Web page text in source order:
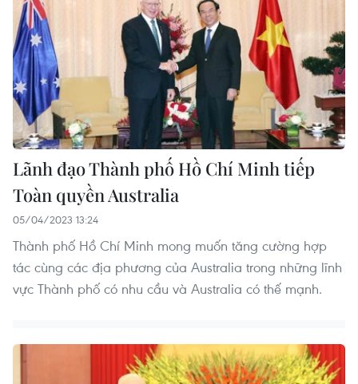
Lãnh đạo Thành phố Hồ Chí Minh tiếp
Toàn quyền Australia
05/04/2023 13:24
Thành phố Hồ Chí Minh mong muốn tăng cường hợp
tác cùng các địa phương của Australia trong những lĩnh
vực Thành phố có nhu cầu và Australia có thế mạnh.